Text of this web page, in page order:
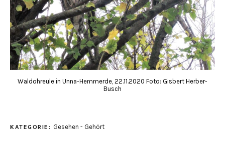
Waldohreule in Unna-Hemmerde, 22.11.2020 Foto: Gisbert Herber-
Busch
KATEGORIE: Gesehen - Gehört